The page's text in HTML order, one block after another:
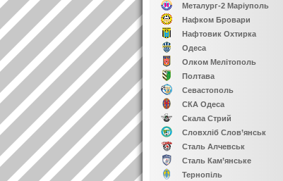
Металург-2 Маріуполь
Нафком Бровари
Нафтовик Охтирка
Одеса
Олком Мелітополь
Полтава
Севастополь
СКА Одеса
Скала Стрий
Словхліб Слов’янськ
Сталь Алчевськ
Сталь Кам’янське
Тернопіль